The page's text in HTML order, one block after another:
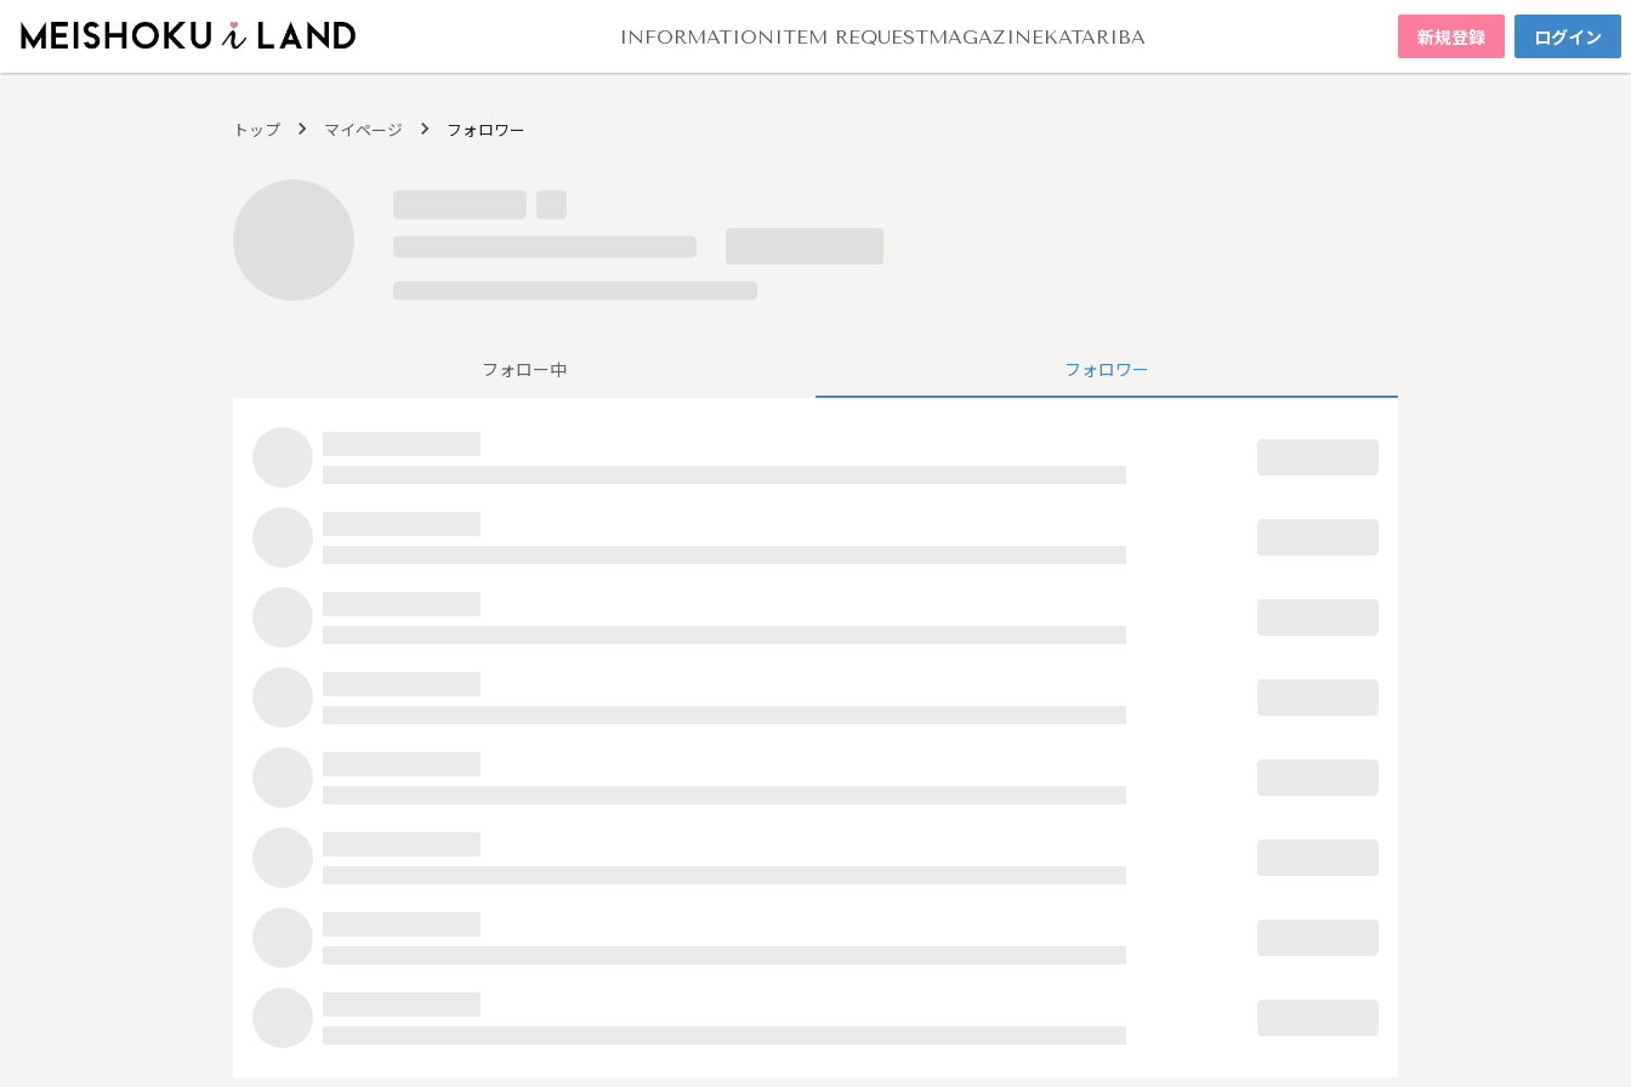
INFORMATION ITEM REQUESTMAGAZINEKATARIBA 新規登録 ログイン
トップ マイページ フォロワー
フォロー中 フォロワー